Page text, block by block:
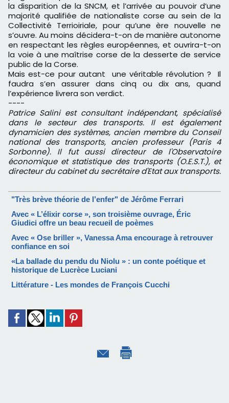
la disparition de la SNCM, et l’arrivée au pouvoir d’une
majorité qualifiée de nationaliste corse au sein de la
Collectivité Terrioiriale, pour qu’une ère nouvelle ne
s’ouvre. Au moins décidera-t-on de manière autonome
en respectant les règles européennes, et ouvrira-t-on
la voie à une maîtrise corse de la desserte de service
public de la Corse.
Mais est-ce pour autant une véritable révolution ? Il
faudra s’en assurer dans cinq ou dix ans, quand
l’expérience livrera son verdict.
----
Patrice Salini est consultant indépendant, spécialisé
dans le secteur des transports. Il est également
dynamicien des systèmes, ancien membre du Conseil
national des transports, ancien professeur (Paris 4
Sorbonne). Il fut aussi directeur de l'Observatoire
économique et statistique des transports (O.E.S.T.), et
directeur du cabinet du secrétaire d'Etat aux transports.
"Très brève théorie de l’enfer" de Jérôme Ferrari
Avec « L’élixir corse », son troisième ouvrage, Éric
Giudici offre un beau recueil de poèmes
Avec « Ose briller », Vanessa Ama encourage à retrouver
confiance en soi
«La ballade du pendu du Niolu » : un conte poétique et
historique de Lucrèce Luciani
Littérature - Les mondes de François Cucchi